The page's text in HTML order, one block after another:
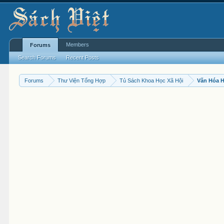
Forums Thư Viện Tổng Hợp Tủ Sách Khoa Học Xã Hội Văn Hóa
Forums
Search Forums Recent Posts
Members